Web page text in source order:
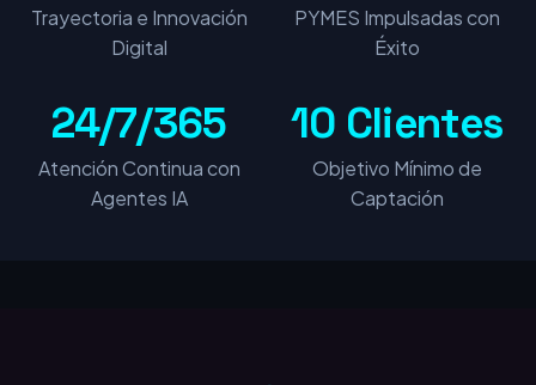
Trayectoria e Innovación
Digital
PYMES Impulsadas con
Éxito
24/7/365
Atención Continua con
Agentes IA
10 Clientes
Objetivo Mínimo de
Captación